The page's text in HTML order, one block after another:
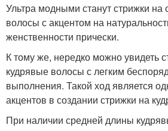
волосы
Молодежные стрижки
Ультра модными станут стрижки на
волосы с акцентом на
женственности прически.
К тому же, нередко можно увидеть
кудрявые волосы с легким
выполнения. Такой ход является
акцентов в создании стрижки на
При наличии средней длины